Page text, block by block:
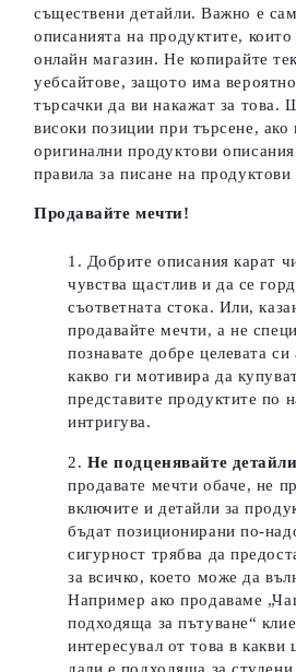
съществени детайли. Важно е
описанията на продуктите,
онлайн магазин. Не копирайте
уебсайтове, защото има
търсачки да ви накажат за това.
високи позиции при търсене, ако
оригинални продуктови
правила за писане на продуктови
Продавайте мечти!
Добрите описания карат
чувства щастлив и да се
съответната стока. Или,
продавайте мечти, а не
познавате добре целевата си
какво ги мотивира да
представите продуктите по
интригува.
Не подценявайте
продавате мечти обаче, не
включите и детайли за
бъдат позиционирани по-
сигурност трябва да
за всичко, което може да
Например ако продаваме
подходяща за пътуване“
интересувал от това в какви